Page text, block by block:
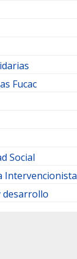
Fucac
Social
Intervencionista
desarrollo